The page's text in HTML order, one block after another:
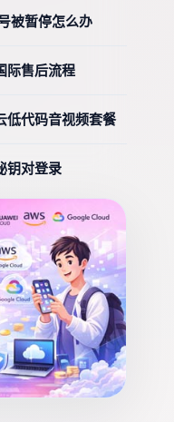
被暂停怎么办
际售后流程
低代码音视频套餐
钥对登录